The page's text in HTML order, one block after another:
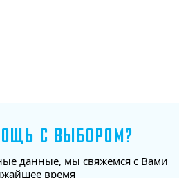
С ВЫБОРОМ?
данные, мы свяжемся с Вами
время